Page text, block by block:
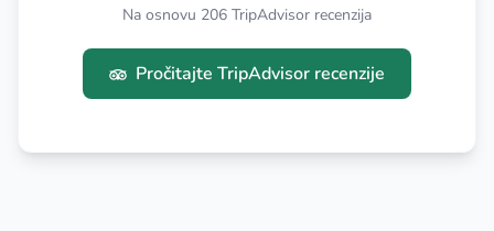
Na osnovu 206 TripAdvisor recenzija
Pročitajte TripAdvisor recenzije